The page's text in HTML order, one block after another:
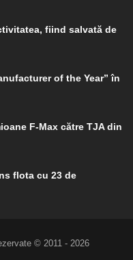
fiind salvată de
of the Year” în
F-Max către TJA din
flota cu 23 de
© 2011 - 2026